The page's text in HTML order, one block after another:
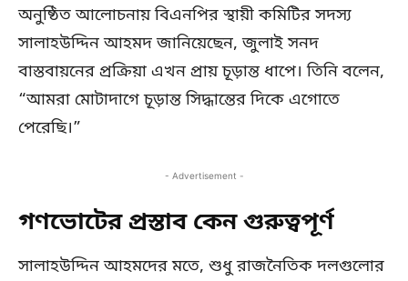
অনুষ্ঠিত আলোচনায় বিএনপির স্থায়ী কমিটির সদস্য
সালাহউদ্দিন আহমদ জানিয়েছেন, জুলাই সনদ
বাস্তবায়নের প্রক্রিয়া এখন প্রায় চূড়ান্ত ধাপে। তিনি বলেন,
“আমরা মোটাদাগে চূড়ান্ত সিদ্ধান্তের দিকে এগোতে
পেরেছি।”
- Advertisement -
গণভোটের প্রস্তাব কেন গুরুত্বপূর্ণ
সালাহউদ্দিন আহমদের মতে, শুধু রাজনৈতিক দলগুলোর